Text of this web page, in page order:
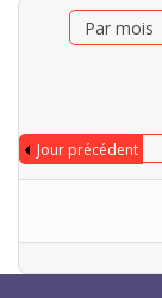
Par mois
Jour précédent